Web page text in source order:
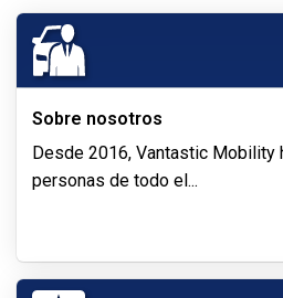
Sobre nosotros
Desde 2016, Vantastic Mobility
personas de todo el...